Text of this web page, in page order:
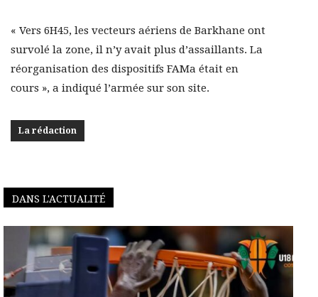
« Vers 6H45, les vecteurs aériens de Barkhane ont
survolé la zone, il n’y avait plus d’assaillants. La
réorganisation des dispositifs FAMa était en
cours », a indiqué l’armée sur son site.
La rédaction
DANS L'ACTUALITÉ